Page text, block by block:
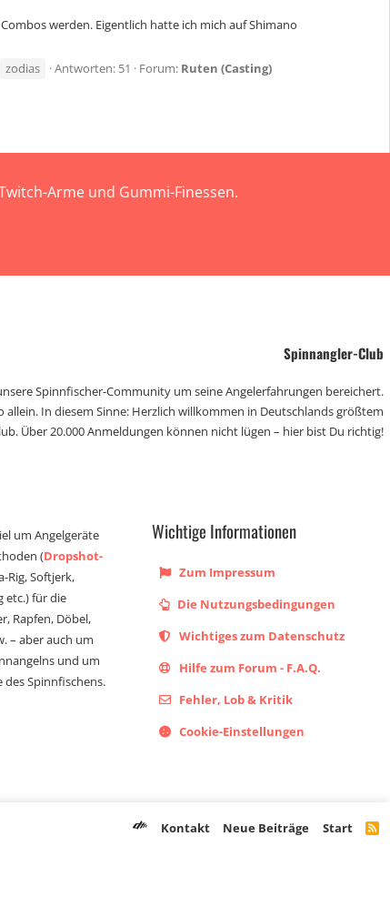
werden. Eigentlich hatte ich mich auf Shimano
zodias Antworten: 51 Forum: Ruten (Casting)
Arme und Gummi-Finessen.
Spinnangler-Club
Spinnfischer-Community um seine Angelerfahrungen bereichert.
allein. In diesem Sinne: Herzlich willkommen in Deutschlands größtem
Über 20.000 Anmeldungen können nicht lügen – hier bist Du richtig!
um Angelgeräte
(Dropshot-
Rig, Softjerk,
etc.) für die
Rapfen, Döbel,
– aber auch um
und um
Spinnfischens.
Wichtige Informationen
Zum Impressum
Die Nutzungsbedingungen
Wichtiges zum Datenschutz
Hilfe zum Forum - F.A.Q.
Fehler, Lob & Kritik
Cookie-Einstellungen
Kontakt Neue Beiträge Start
R